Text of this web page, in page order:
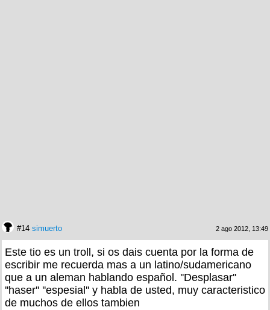
#14 simuerto 2 ago 2012, 13:49
Este tio es un troll, si os dais cuenta por la forma de
escribir me recuerda mas a un latino/sudamericano
que a un aleman hablando español. ''Desplasar''
''haser'' ''espesial'' y habla de usted, muy caracteristico
de muchos de ellos tambien